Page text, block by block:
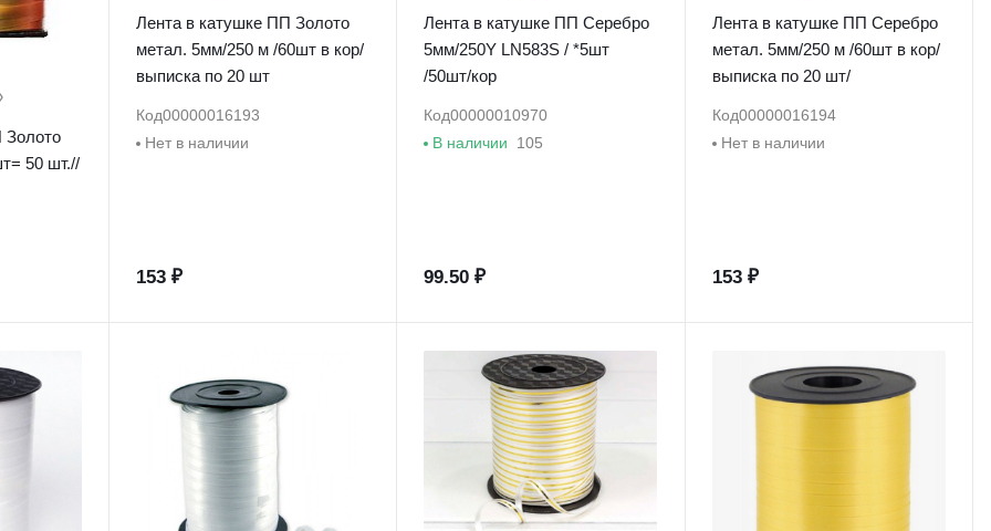
50 шт.//
Лента в катушке ПП Золото
метал. 5мм/250 м /60шт в кор/
выписка по 20 шт
Код00000016193
Нет в наличии
153 ₽
Лента в катушке ПП Серебро
5мм/250Y LN583S / *5шт
/50шт/кор
Код00000010970
В наличии
105
99.50 ₽
Лента в катушке ПП Серебро
метал. 5мм/250 м /60шт в кор/
выписка по 20 шт/
Код00000016194
Нет в наличии
153 ₽